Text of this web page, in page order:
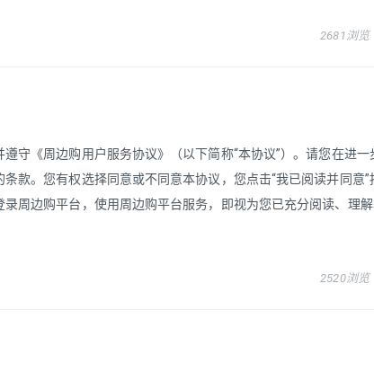
2681浏览
守《周边购用户服务协议》（以下简称“本协议”）。请您在进一
款。您有权选择同意或不同意本协议，您点击“我已阅读并同意”
周边购平台，使用周边购平台服务，即视为您已充分阅读、理
2520浏览